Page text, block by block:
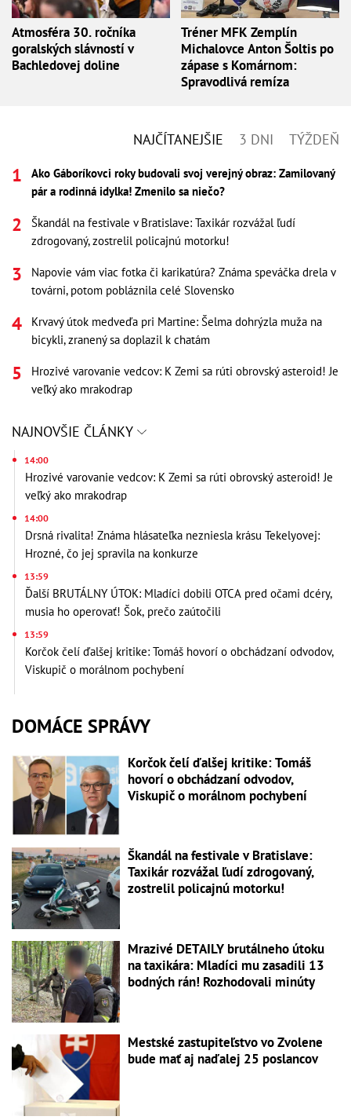
Atmosféra 30. ročníka
goralských slávností v
Bachledovej doline
Tréner MFK Zemplín
Michalovce Anton Šoltis po
zápase s Komárnom:
Spravodlivá remíza
NAJČÍTANEJŠIE 3 DNI TÝŽDEŇ
Ako Gáboríkovci roky budovali svoj verejný obraz: Zamilovaný
pár a rodinná idylka! Zmenilo sa niečo?
Škandál na festivale v Bratislave: Taxikár rozvážal ľudí
zdrogovaný, zostrelil policajnú motorku!
Napovie vám viac fotka či karikatúra? Známa speváčka drela v
továrni, potom pobláznila celé Slovensko
Krvavý útok medveďa pri Martine: Šelma dohrýzla muža na
bicykli, zranený sa doplazil k chatám
Hrozivé varovanie vedcov: K Zemi sa rúti obrovský asteroid! Je
veľký ako mrakodrap
NAJNOVŠIE ČLÁNKY
14:00
Hrozivé varovanie vedcov: K Zemi sa rúti obrovský asteroid! Je
veľký ako mrakodrap
14:00
Drsná rivalita! Známa hlásateľka nezniesla krásu Tekelyovej:
Hrozné, čo jej spravila na konkurze
13:59
Ďalší BRUTÁLNY ÚTOK: Mladíci dobili OTCA pred očami dcéry,
musia ho operovať! Šok, prečo zaútočili
13:59
Korčok čelí ďalšej kritike: Tomáš hovorí o obchádzaní odvodov,
Viskupič o morálnom pochybení
DOMÁCE SPRÁVY
Korčok čelí ďalšej kritike: Tomáš
hovorí o obchádzaní odvodov,
Viskupič o morálnom pochybení
Škandál na festivale v Bratislave:
Taxikár rozvážal ľudí zdrogovaný,
zostrelil policajnú motorku!
Mrazivé DETAILY brutálneho útoku
na taxikára: Mladíci mu zasadili 13
bodných rán! Rozhodovali minúty
Mestské zastupiteľstvo vo Zvolene
bude mať aj naďalej 25 poslancov